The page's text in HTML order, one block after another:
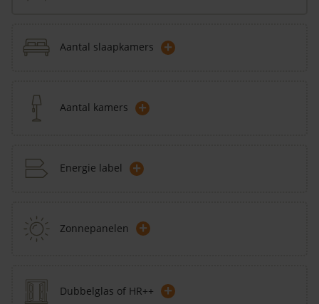
Aantal slaapkamers +
Aantal kamers +
Energie label +
Zonnepanelen +
Dubbelglas of HR++ +